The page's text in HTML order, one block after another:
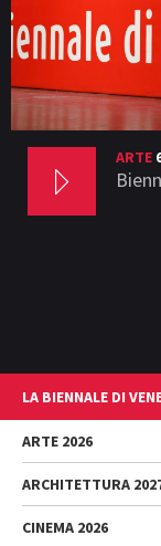
ARTE
LA BIENNALE DI
L'Istituzione
Cariche istituzionali
Storia
Luoghi
ARTE 2026
Esposizione
ARCHITETTURA
Mostra
CINEMA 2026